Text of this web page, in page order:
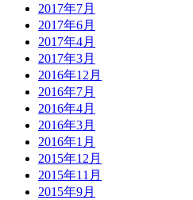
2017年7月
2017年6月
2017年4月
2017年3月
2016年12月
2016年7月
2016年4月
2016年3月
2016年1月
2015年12月
2015年11月
2015年9月